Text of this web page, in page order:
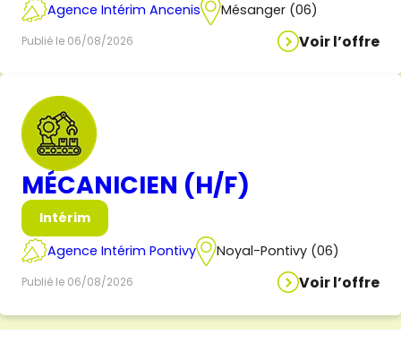
Agence Intérim Ancenis
Mésanger (06)
Publié le 06/08/2026 Voir l’offre
MÉCANICIEN (H/F)
Intérim
Agence Intérim Pontivy
Noyal-Pontivy (06)
Publié le 06/08/2026 Voir l’offre